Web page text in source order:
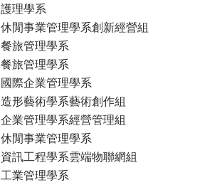
護理學系
休閒事業管理學系創新經營組
餐旅管理學系
餐旅管理學系
國際企業管理學系
造形藝術學系藝術創作組
企業管理學系經營管理組
休閒事業管理學系
資訊工程學系雲端物聯網組
工業管理學系